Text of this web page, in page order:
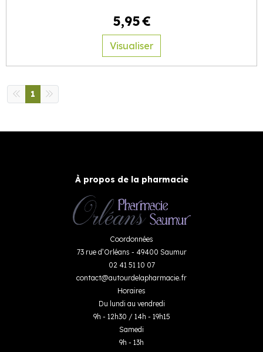
5,95€
Visualiser
1
À propos de la pharmacie
Coordonnées
73 rue d’Orléans - 49400 Saumur
02 41 51 10 07
contact@autourdelapharmacie.fr
Horaires
Du lundi au vendredi
9h - 12h30 / 14h - 19h15
Samedi
9h - 13h